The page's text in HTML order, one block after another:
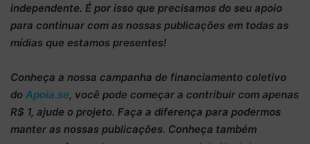
independente. É por isso que precisamos do seu apoio
para continuar com as nossas publicações em todas as
mídias que estamos presentes!
Conheça a nossa campanha de financiamento coletivo
do Apoia.se, você pode começar a contribuir com apenas
R$ 1, ajude o projeto. Faça a diferença para podermos
manter as nossas publicações. Conheça também